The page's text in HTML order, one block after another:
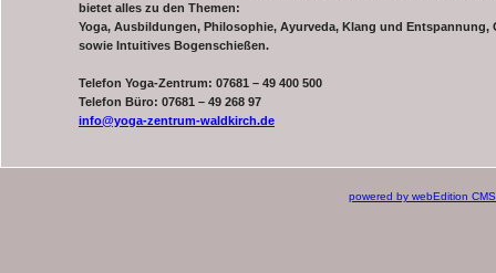
bietet alles zu den Themen:
Yoga, Ausbildungen, Philosophie, Ayurveda, Klang und Entspannung,
sowie Intuitives Bogenschießen.
Telefon Yoga-Zentrum: 07681 – 49 400 500
Telefon Büro: 07681 – 49 268 97
info@yoga-zentrum-waldkirch.de
powered by webEdition CMS